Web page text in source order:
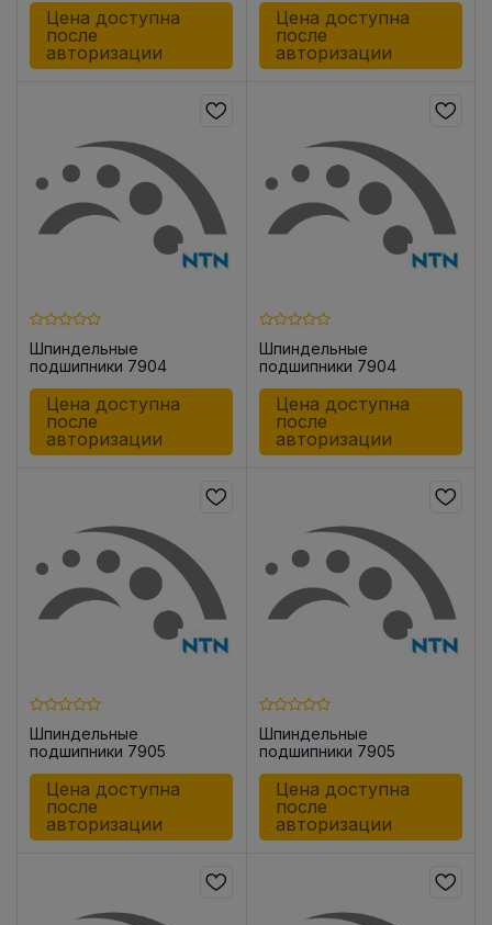
Цена доступна
после
авторизации
Цена доступна
после
авторизации
Шпиндельные
подшипники 7904
Цена доступна
после
авторизации
Шпиндельные
подшипники 7904
Цена доступна
после
авторизации
Шпиндельные
подшипники 7905
Цена доступна
после
авторизации
Шпиндельные
подшипники 7905
Цена доступна
после
авторизации